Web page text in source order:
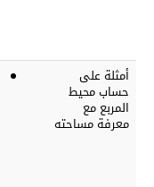
أمثلة على
حساب محيط
المربع مع
معرفة مساحته